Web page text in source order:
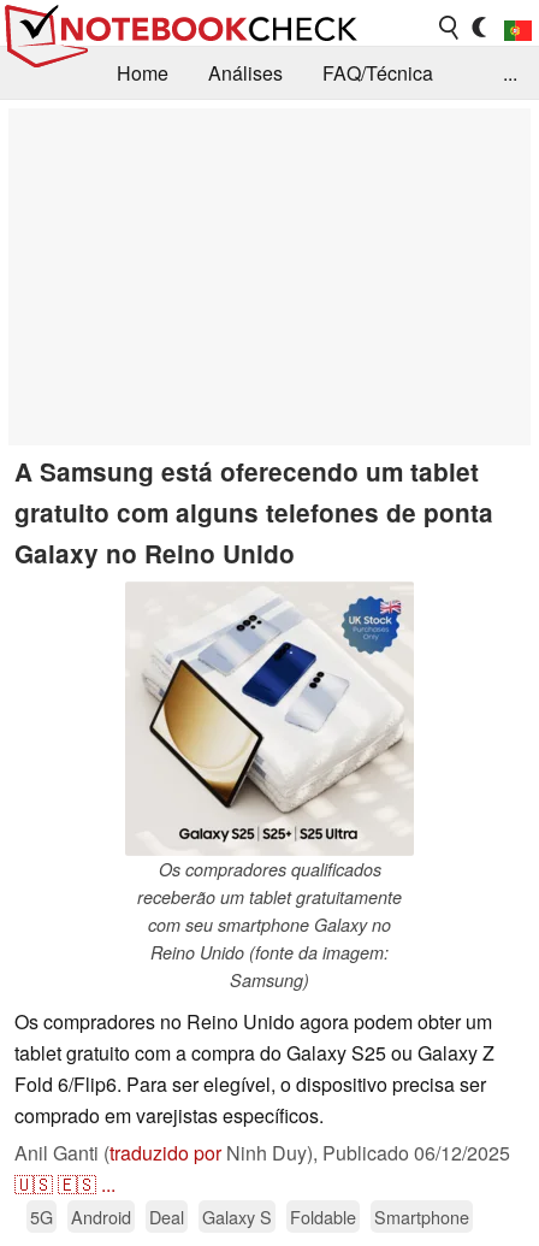
Home Análises
FAQ/Técnica
...
A Samsung está oferecendo um tablet
gratuito com alguns telefones de ponta
Galaxy no Reino Unido
Os compradores qualificados
receberão um tablet gratuitamente
com seu smartphone Galaxy no
Reino Unido (fonte da imagem:
Samsung)
Os compradores no Reino Unido agora podem obter um
tablet gratuito com a compra do Galaxy S25 ou Galaxy Z
Fold 6/Flip6. Para ser elegível, o dispositivo precisa ser
comprado em varejistas específicos.
Anil Ganti (traduzido porNinh Duy), Publicado 06/12/2025
🇺🇸🇪🇸 ...
5G Android Deal Galaxy S Foldable Smartphone